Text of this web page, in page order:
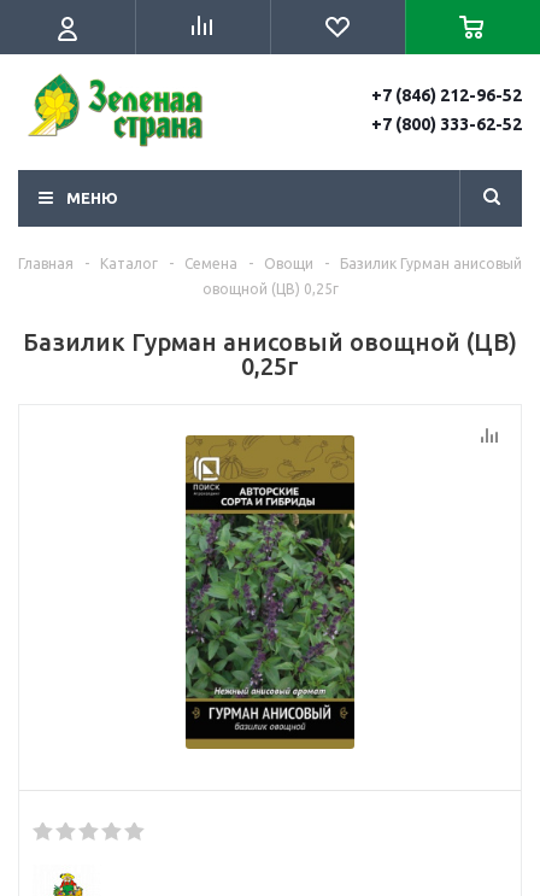
+7 (846) 212-96-52
+7 (800) 333-62-52
МЕНЮ
Главная - Каталог - Семена - Овощи -
Базилик Гурман анисовый
овощной (ЦВ) 0,25г
Базилик Гурман анисовый овощной (ЦВ)
0,25г